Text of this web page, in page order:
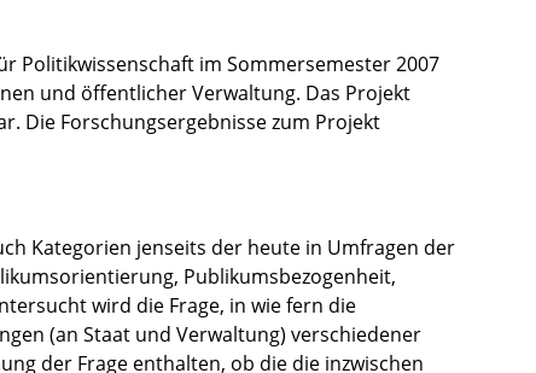
Politikwissenschaft im Sommersemester 2007
und öffentlicher Verwaltung. Das Projekt
Die Forschungsergebnisse zum Projekt
Kategorien jenseits der heute in Umfragen der
Publikumsbezogenheit,
wird die Frage, in wie fern die
(an Staat und Verwaltung) verschiedener
der Frage enthalten, ob die die inzwischen